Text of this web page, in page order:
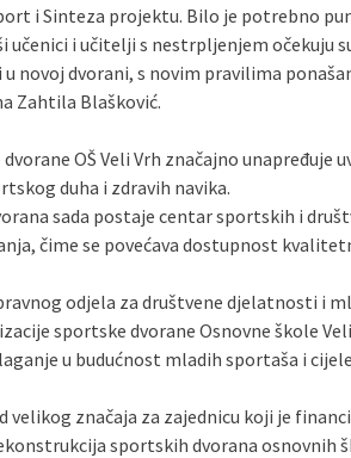
i Sinteza projektu. Bilo je potrebno
učenici i učitelji s nestrpljenjem očekuju
novoj dvorani, s novim pravilima
Zahtila Blašković.
OŠ Veli Vrh značajno
duha i zdravih navika.
sada postaje centar sportskih i
čime se povećava dostupnost
odjela za društvene djelatnosti i
sportske dvorane Osnovne škole
u budućnost mladih sportaša i
velikog značaja za zajednicu koji je
sportskih dvorana osnovnih